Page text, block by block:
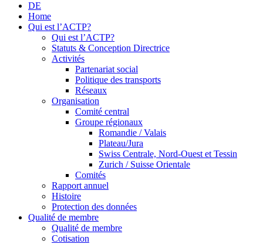
DE
Home
Qui est l’ACTP?
Qui est l’ACTP?
Statuts & Conception Directrice
Activités
Partenariat social
Politique des transports
Réseaux
Organisation
Comité central
Groupe régionaux
Romandie / Valais
Plateau/Jura
Swiss Centrale, Nord-Ouest et Tessin
Zurich / Suisse Orientale
Comités
Rapport annuel
Histoire
Protection des données
Qualité de membre
Qualité de membre
Cotisation